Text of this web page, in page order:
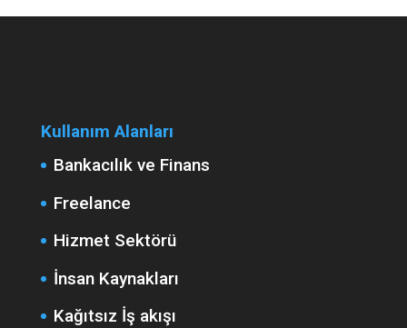
Kullanım Alanları
Bankacılık ve Finans
Freelance
Hizmet Sektörü
İnsan Kaynakları
Kağıtsız İş akışı